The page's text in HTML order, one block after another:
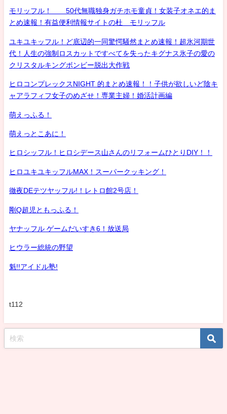
モリッフル！ 50代無職独身ガチホモ童貞！女装子オネエ的ま
とめ速報！有益便利情報サイトの杜 モリッフル
ユキユキッフル！ど底辺的一同驚愕騒然まとめ速報！超氷河期世
代！人生の強制ロスカットですべてを失ったキグナス氷子の愛の
クリスタルキングボンビー脱出大作戦
ヒロコンプレックスNIGHT 的まとめ速報！！子供が欲しいど陰キ
ャアラフィフ女子のめざせ！専業主婦！婚活計画編
萌えっふる！
萌えっとこあに！
ヒロシッフル！ヒロシデース山さんのリフォームひとりDIY！！
ヒロユキユキッフルMAX！スーパークッキング！
徹夜DEテツヤッフル!！レトロ館2号店！
剛Q超児ともっふる！
ヤナッフル ゲームだいすき6！放送局
ヒウラー総統の野望
魁!!アイドル塾!
t112